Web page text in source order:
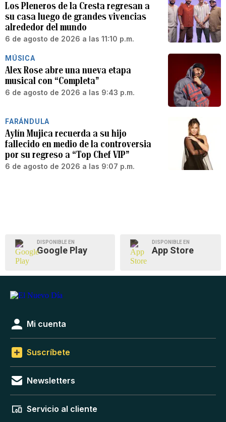
Los Pleneros de la Cresta regresan a
su casa luego de grandes vivencias
alrededor del mundo
6 de agosto de 2026 a las 11:10 p.m.
MÚSICA
Alex Rose abre una nueva etapa
musical con “Completa”
6 de agosto de 2026 a las 9:43 p.m.
FARÁNDULA
Aylín Mujica recuerda a su hijo
fallecido en medio de la controversia
por su regreso a “Top Chef VIP”
6 de agosto de 2026 a las 9:07 p.m.
DISPONIBLE EN
Google Play
DISPONIBLE EN
App Store
Mi cuenta
Suscríbete
Newsletters
Servicio al cliente